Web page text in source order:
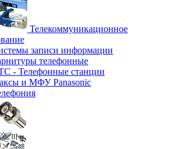
Телекоммуникационное
записи информации
телефонные
- Телефонные станции
и МФУ Panasonic